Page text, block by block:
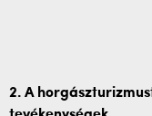
2. A